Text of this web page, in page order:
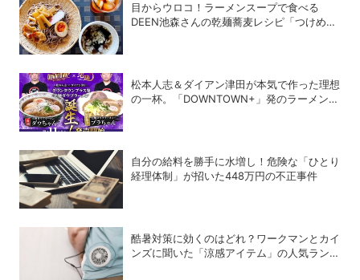
目からウロコ！ラーメンスープで食べる
DEEN池森さんの乾麺蕎麦レシピ「つけめん
松本人志＆ダイアン津田が本気で作った理想
の一杯。「DOWNTOWN+」発のラーメンを
自分の給料を勝手に水増し！危険な「ひとり
経理体制」が招いた448万円の不正事件
酷暑対策に効くのはどれ？ワークマンとカイ
ンズに聞いた「涼感アイテム」の人気ランキ